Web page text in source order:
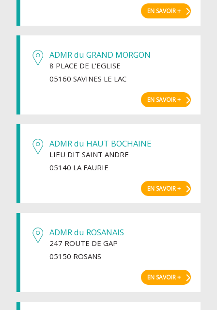
EN SAVOIR +
ADMR du GRAND MORGON
8 PLACE DE L'EGLISE
05160 SAVINES LE LAC
EN SAVOIR +
ADMR du HAUT BOCHAINE
LIEU DIT SAINT ANDRE
05140 LA FAURIE
EN SAVOIR +
ADMR du ROSANAIS
247 ROUTE DE GAP
05150 ROSANS
EN SAVOIR +